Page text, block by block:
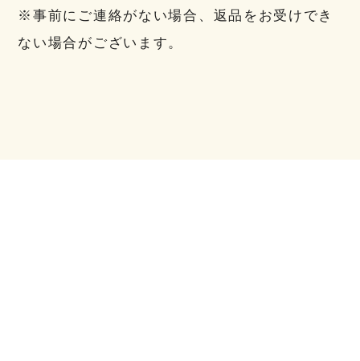
※事前にご連絡がない場合、返品をお受けでき
ない場合がございます。